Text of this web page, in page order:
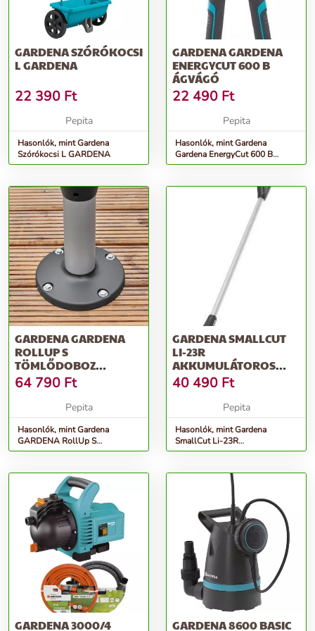
GARDENA SZÓRÓKOCSI
L GARDENA
22 390 Ft
Pepita
Hasonlók, mint Gardena
Szórókocsi L GARDENA
GARDENA GARDENA
ENERGYCUT 600 B
ÁGVÁGÓ
22 490 Ft
Pepita
Hasonlók, mint Gardena
Gardena EnergyCut 600 B
Ágvágó
GARDENA GARDENA
ROLLUP S
TÖMLŐDOBOZ
TERASZRA
64 790 Ft
Pepita
Hasonlók, mint Gardena
GARDENA RollUp S
tömlődoboz teraszra
GARDENA SMALLCUT
LI-23R
AKKUMULÁTOROS
FŰSZEGÉLYNYÍRÓ
40 490 Ft
Pepita
Hasonlók, mint Gardena
SmallCut Li-23R
Akkumulátoros fűszegélynyíró
GARDENA 3000/4
GARDENA 8600 BASIC